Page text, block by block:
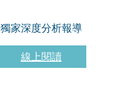
獨家深度分析報導
線上閱讀